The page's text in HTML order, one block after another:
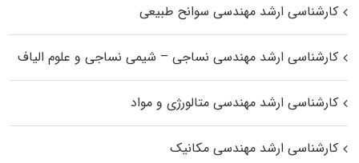
کارشناسی ارشد مهندسی سوانح طبیعی
کارشناسی ارشد مهندسی نساجی – شیمی نساجی و علوم الیاف
کارشناسی ارشد مهندسی متالورژی و مواد
کارشناسی ارشد مهندسی مکانیک